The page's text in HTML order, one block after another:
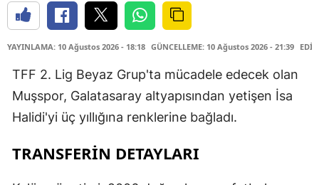
YAYINLAMA: 10 Ağustos 2026 - 18:18 GÜNCELLEME: 10 Ağustos 2026 - 21:39
TFF 2. Lig Beyaz Grup'ta mücadele edecek olan
Muşspor, Galatasaray altyapısından yetişen İsa
Halidi'yi üç yıllığına renklerine bağladı.
TRANSFERİN DETAYLARI